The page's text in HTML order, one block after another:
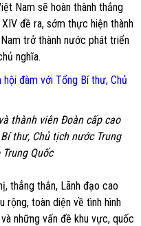
Nam sẽ hoàn thành thắng
đề ra, sớm thực hiện thành
trở thành nước phát triển
nghĩa.
thành viên Đoàn cấp cao
thư, Chủ tịch nước Trung
Quốc
thẳng thắn, Lãnh đạo cao
rộng, toàn diện về tình hình
những vấn đề khu vực, quốc